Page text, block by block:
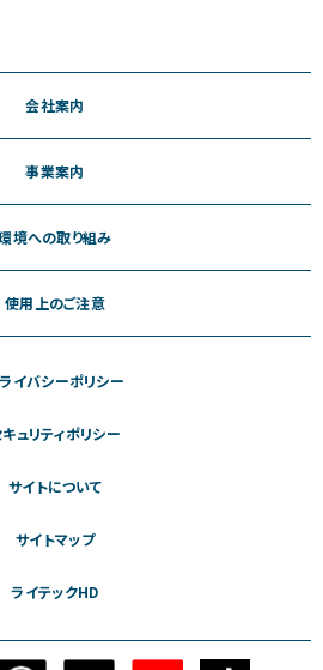
会社案内
事業案内
境への取り組み
使用上のご注意
イバシーポリシー
ュリティポリシー
サイトについて
サイトマップ
ライテックHD